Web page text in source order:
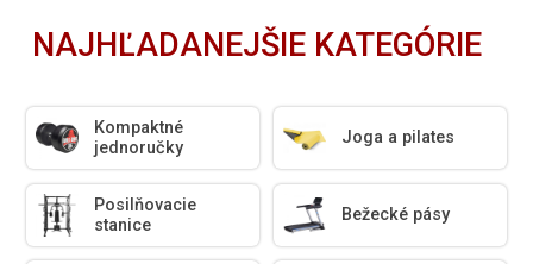
NAJHĽADANEJŠIE KATEGÓRIE
Kompaktné
jednoručky
Joga a pilates
Posilňovacie
stanice
Bežecké pásy